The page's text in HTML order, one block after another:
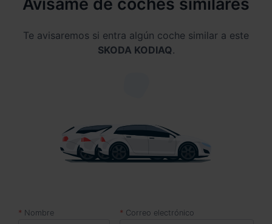
Te avisaremos si entra algún coche similar a este
SKODA KODIAQ.
Nombre Correo electrónico